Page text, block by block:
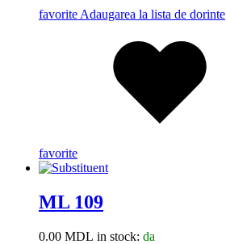
favorite Adaugarea la lista de dorinte
favorite
ML 109
0.00 MDL in stock: da